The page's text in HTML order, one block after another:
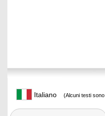
Italiano (Alcuni testi